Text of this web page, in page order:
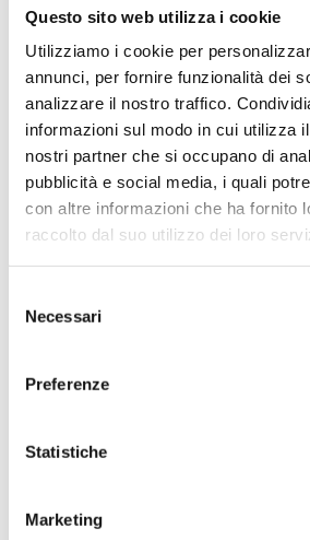
Questo sito web utilizza i cookie
Utilizziamo i cookie per
annunci, per fornire funzionalità dei
analizzare il nostro traffico.
informazioni sul modo in cui utilizza
nostri partner che si occupano di
pubblicità e social media, i quali
con altre informazioni che ha fornito
raccolto dal suo utilizzo dei loro
Necessari
Preferenze
Statistiche
Marketing
Catégorie Bonnets
Détails Épaule / Miel
Info
Trésor
épaule de miel
Ligne Tesoro, version épaule
avec croix en feuille d’or appliquée à
entoure tout le périmètre du capot,